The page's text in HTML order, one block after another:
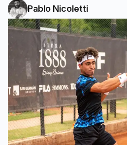
Pablo Nicoletti